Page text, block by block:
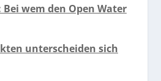
Bei wem den Open Water
unterscheiden sich